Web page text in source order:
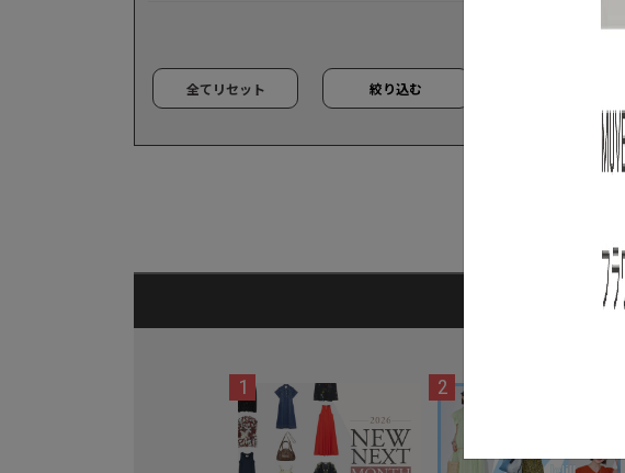
全てリセット 絞り込む
1 2